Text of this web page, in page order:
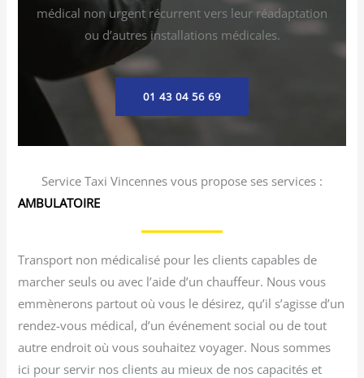
médical non urgent récurrent vers leur réadaptation
ou d’autres installations médicales.
01 43 04 56 69
Service Taxi Vincennes vous propose ses services :
AMBULATOIRE
Transport non médicalisé pour les clients capables de
marcher seuls ou avec l’aide d’un chauffeur. Nous vous
emmènerons partout où vous le désirez, qu’il s’agisse d’un
rendez-vous médical, d’un événement social ou de tout
autre endroit où vous souhaitez voyager. Nous sommes
ici pour servir nos clients au mieux de nos capacités et